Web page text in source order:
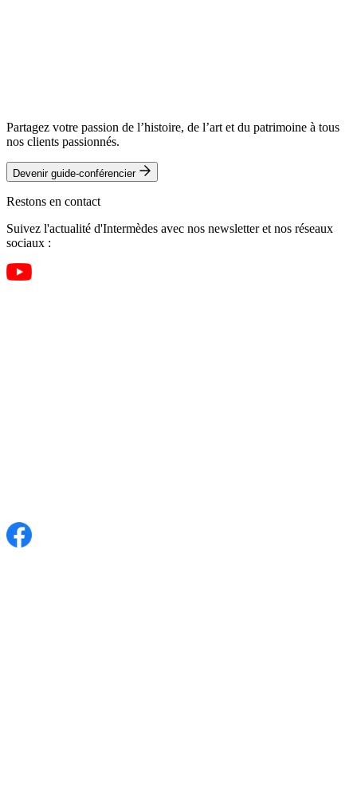
Partagez votre passion de l’histoire, de l’art et du patrimoine à tous
nos clients passionnés.
Devenir guide-conférencier
Restons en contact
Suivez l'actualité d'Intermèdes avec nos newsletter et nos réseaux
sociaux :